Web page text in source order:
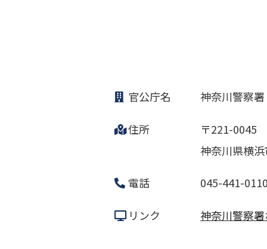
官公庁名 神奈川警察署
住所
〒221-0045
神奈川県横
電話 045-441-
リンク 神奈川警察